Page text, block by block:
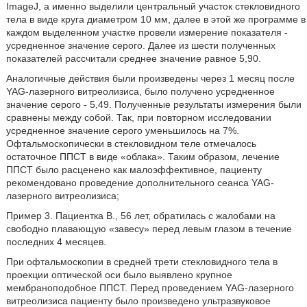
ImageJ, а именно выделили центральный участок стекловидного
тела в виде круга диаметром 10 мм, далее в этой же программе в
каждом выделенном участке провели измерение показателя -
усредненное значение серого. Далее из шести полученных
показателей рассчитали среднее значение равное 5,90.
Аналогичные действия были произведены через 1 месяц после
YAG-лазерного витреолизиса, было получено усредненное
значение серого - 5,49. Полученные результаты измерения были
сравнены между собой. Так, при повторном исследовании
усредненное значение серого уменьшилось на 7%.
Офтальмоскопически в стекловидном теле отмечалось
остаточное ППСТ в виде «облака». Таким образом, лечение
ППСТ было расценено как малоэффективное, пациенту
рекомендовано проведение дополнительного сеанса YAG-
лазерного витреолизиса;
Пример 3. Пациентка В., 56 лет, обратилась с жалобами на
свободно плавающую «завесу» перед левым глазом в течение
последних 4 месяцев.
При офтальмоскопии в средней трети стекловидного тела в
проекции оптической оси было выявлено крупное
мембраноподобное ППСТ. Перед проведением YAG-лазерного
витреолизиса пациенту было произведено ультразвуковое